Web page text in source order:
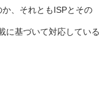
、それともISPとその
に基づいて対応している